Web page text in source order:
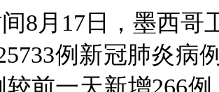
8月17日，墨西哥
例新冠肺炎病
前一天新增266